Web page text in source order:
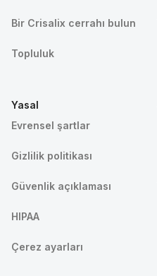
Bir Crisalix cerrahı bulun
Topluluk
Yasal
Evrensel şartlar
Gizlilik politikası
Güvenlik açıklaması
HIPAA
Çerez ayarları